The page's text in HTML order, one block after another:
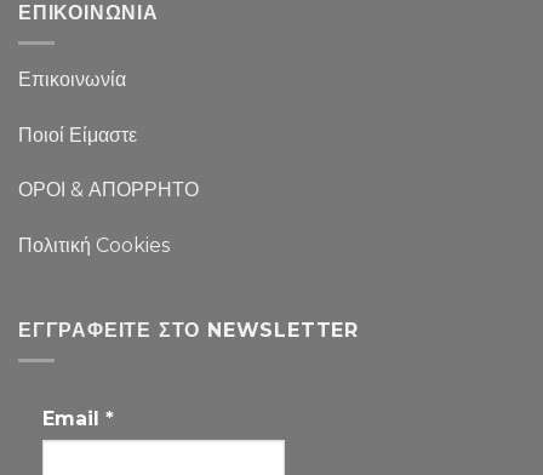
ΕΠΙΚΟΙΝΩΝΙΑ
Επικοινωνία
Ποιοί Είμαστε
ΟΡΟΙ & ΑΠΟΡΡΗΤΟ
Πολιτική Cookies
ΕΓΓΡΑΦΕΊΤΕ ΣΤΟ NEWSLETTER
Email *